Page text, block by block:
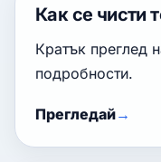
Как се чисти
Кратък преглед
подробности.
Прегледай